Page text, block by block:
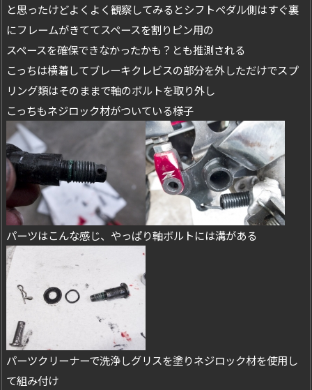
と思ったけどよくよく観察してみるとシフトペダル側はすぐ裏
にフレームがきててスペースを割りピン用の
スペースを確保できなかったかも？とも推測される
こっちは横着してブレーキクレビスの部分を外しただけでスプ
リング類はそのままで軸のボルトを取り外し
こっちもネジロック材がついている様子
パーツはこんな感じ、やっぱり軸ボルトには溝がある
パーツクリーナーで洗浄しグリスを塗りネジロック材を使用し
て組み付け